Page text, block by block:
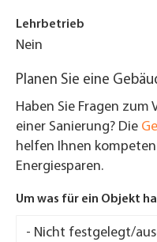
Lehrbetrieb
Nein
Planen Sie eine
Haben Sie Fragen zum
einer Sanierung? Die
helfen Ihnen
Energiesparen.
Um was für ein Objekt